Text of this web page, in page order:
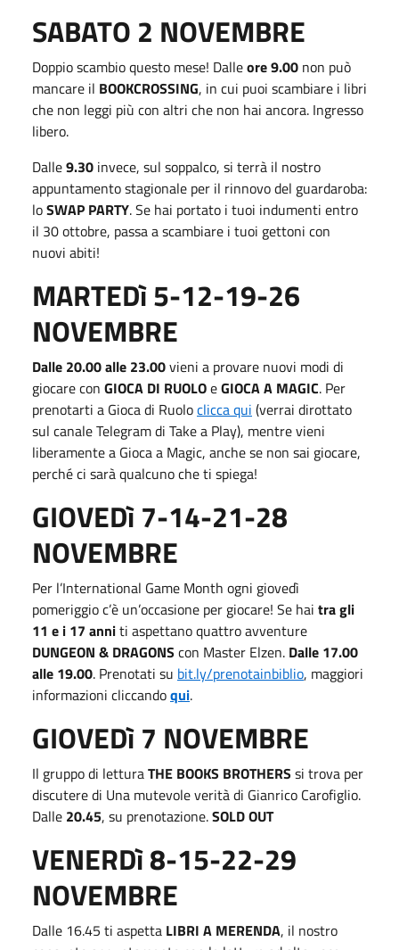
SABATO 2 NOVEMBRE
Doppio scambio questo mese! Dalleore 9.00 non può
mancare il BOOKCROSSING, in cui puoi scambiare i libri
che non leggi più con altri che non hai ancora. Ingresso
libero.
Dalle9.30 invece, sul soppalco, si terrà il nostro
appuntamento stagionale per il rinnovo del guardaroba:
loSWAP PARTY. Se hai portato i tuoi indumenti entro
il 30 ottobre, passa a scambiare i tuoi gettoni con
nuovi abiti!
MARTEDì 5-12-19-26
NOVEMBRE
Dalle 20.00 alle 23.00vieni a provare nuovi modi di
giocare con GIOCA DI RUOLOeGIOCA A MAGIC. Per
prenotarti a Gioca di Ruoloclicca qui (verrai dirottato
sul canale Telegram di Take a Play), mentre vieni
liberamente a Gioca a Magic, anche se non sai giocare,
perché ci sarà qualcuno che ti spiega!
GIOVEDì 7-14-21-28
NOVEMBRE
Per l’International Game Month ogni giovedì
pomeriggio c’è un’occasione per giocare! Se hai tra gli
11 e i 17 anniti aspettano quattro avventure
DUNGEON & DRAGONS con Master Elzen. Dalle 17.00
alle 19.00. Prenotati su bit.ly/prenotainbiblio, maggiori
informazioni cliccandoqui.
GIOVEDì 7 NOVEMBRE
Il gruppo di letturaTHE BOOKS BROTHERS si trova per
discutere di Una mutevole verità di Gianrico Carofiglio.
Dalle 20.45, su prenotazione.SOLD OUT
VENERDì 8-15-22-29
NOVEMBRE
Dalle 16.45 ti aspetta LIBRI A MERENDA, il nostro